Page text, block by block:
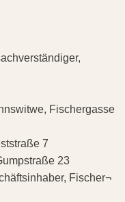
Fischergasse
7
23
Fischer¬